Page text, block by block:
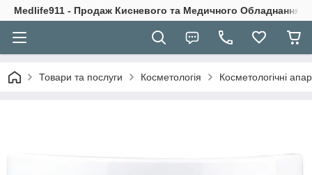
Medlife911 - Продаж Кисневого та Медичного Обладнання
Товари та послуги Косметологія Косметологічні